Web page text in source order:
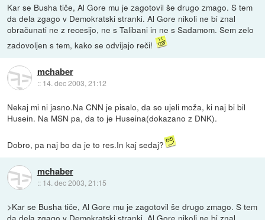
Kar se Busha tiče, Al Gore mu je zagotovil še drugo zmago. S tem
da dela zgago v Demokratski stranki. Al Gore nikoli ne bi znal
obračunati ne z recesijo, ne s Talibani in ne s Sadamom. Sem zelo
zadovoljen s tem, kako se odvijajo reči!
mchaber
:: 14. dec 2003, 21:12
Nekaj mi ni jasno.Na CNN je pisalo, da so ujeli moža, ki naj bi bil
Husein. Na MSN pa, da to je Huseina(dokazano z DNK).
Dobro, pa naj bo da je to res.In kaj sedaj?
mchaber
:: 14. dec 2003, 21:15
>Kar se Busha tiče, Al Gore mu je zagotovil še drugo zmago. S tem
da dela zgago v Demokratski stranki. Al Gore nikoli ne bi znal